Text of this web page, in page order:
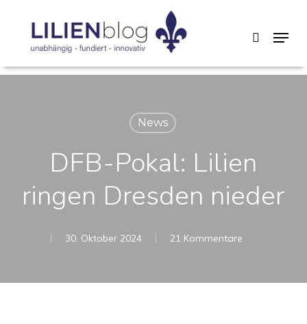
content
search
Menu
News
DFB-Pokal: Lilien
ringen Dresden nieder
30. Oktober 2024 21 Kommentare